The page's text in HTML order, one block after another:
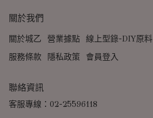
關於我們
關於城乙 營業據點 線上型錄-DIY原料
服務條款
隱私政策 會員登入
聯絡資訊
客服專線：02-25596118